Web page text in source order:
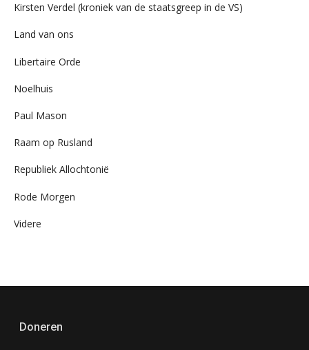
Kirsten Verdel (kroniek van de staatsgreep in de VS)
Land van ons
Libertaire Orde
Noelhuis
Paul Mason
Raam op Rusland
Republiek Allochtonië
Rode Morgen
Videre
Doneren